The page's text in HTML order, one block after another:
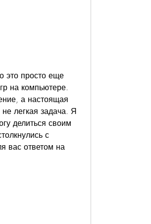
это просто еще
на компьютере.
а настоящая
легкая задача. Я
делиться своим
с
вас ответом на